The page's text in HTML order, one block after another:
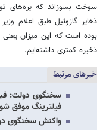
سوخت بسوزاند که پره‌های
ذخیره کمتری داشته‌ایم.
خبرهای مرتبط
سخنگوی دولت:
فیلترینگ موفق
واکنش سخنگوی